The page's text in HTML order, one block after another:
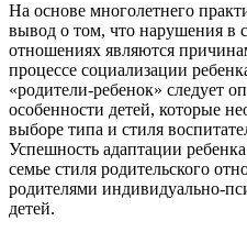
На основе многолетнего
вывод о том, что нарушения
отношениях являются
процессе социализации
«родители-ребенок» следует
особенности детей, которые
выборе типа и стиля
Успешность адаптации
семье стиля родительского
родителями индивидуально-
детей.